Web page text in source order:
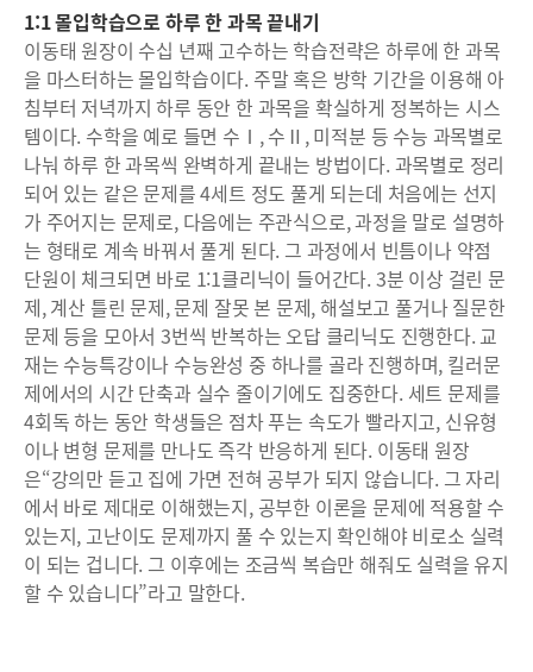
1:1 몰입학습으로 하루 한 과목 끝내기
이동태 원장이 수십 년째 고수하는 학습전략은 하루에 한 과목
을 마스터하는 몰입학습이다. 주말 혹은 방학 기간을 이용해 아
침부터 저녁까지 하루 동안 한 과목을 확실하게 정복하는 시스
템이다. 수학을 예로 들면 수Ⅰ, 수Ⅱ, 미적분 등 수능 과목별로
나눠 하루 한 과목씩 완벽하게 끝내는 방법이다. 과목별로 정리
되어 있는 같은 문제를 4세트 정도 풀게 되는데 처음에는 선지
가 주어지는 문제로, 다음에는 주관식으로, 과정을 말로 설명하
는 형태로 계속 바꿔서 풀게 된다. 그 과정에서 빈틈이나 약점
단원이 체크되면 바로 1:1클리닉이 들어간다. 3분 이상 걸린 문
제, 계산 틀린 문제, 문제 잘못 본 문제, 해설보고 풀거나 질문한
문제 등을 모아서 3번씩 반복하는 오답 클리닉도 진행한다. 교
재는 수능특강이나 수능완성 중 하나를 골라 진행하며, 킬러문
제에서의 시간 단축과 실수 줄이기에도 집중한다. 세트 문제를
4회독 하는 동안 학생들은 점차 푸는 속도가 빨라지고, 신유형
이나 변형 문제를 만나도 즉각 반응하게 된다. 이동태 원장
은“강의만 듣고 집에 가면 전혀 공부가 되지 않습니다. 그 자리
에서 바로 제대로 이해했는지, 공부한 이론을 문제에 적용할 수
있는지, 고난이도 문제까지 풀 수 있는지 확인해야 비로소 실력
이 되는 겁니다. 그 이후에는 조금씩 복습만 해줘도 실력을 유지
할 수 있습니다”라고 말한다.